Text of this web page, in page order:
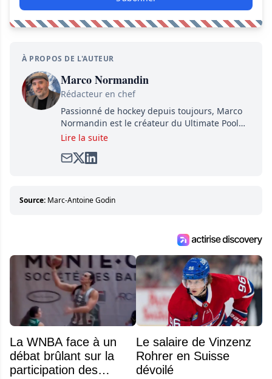
À PROPOS DE L'AUTEUR
Marco Normandin
Rédacteur en chef
Passionné de hockey depuis toujours, Marco
Normandin est le créateur du Ultimate Pool
Preview, une référence mondiale en guide de
satirique de hockey, Définitivement, Pierre.
entourant la LNH et en faire bénéficier les
Lire la suite
Source: Marc-Antoine Godin
La WNBA face à un
débat brûlant sur la
participation des
Le salaire de Vinzenz
Rohrer en Suisse
dévoilé